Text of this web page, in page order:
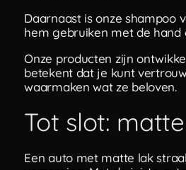
Daarnaast is onze shampoo
hem gebruiken met de
Onze producten zijn
betekent dat je kunt
waarmaken wat ze beloven.
Tot slot:
Een auto met matte lak